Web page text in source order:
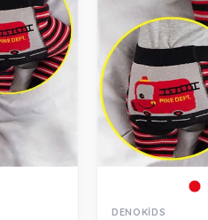
DENOKİDS